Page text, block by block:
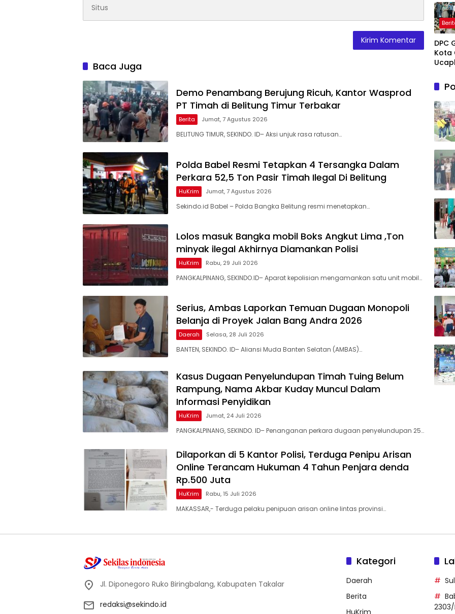
Baca Juga
Demo Penambang Berujung Ricuh, Kantor Wasprod
PT Timah di Belitung Timur Terbakar
Berita Jumat, 7 Agustus 2026
BELITUNG TIMUR, SEKINDO. ID– Aksi unjuk rasa ratusan…
Polda Babel Resmi Tetapkan 4 Tersangka Dalam
Perkara 52,5 Ton Pasir Timah Ilegal Di Belitung
HuKrim Jumat, 7 Agustus 2026
Sekindo.id Babel – Polda Bangka Belitung resmi menetapkan…
Lolos masuk Bangka mobil Boks Angkut Lima ,Ton
minyak ilegal Akhirnya Diamankan Polisi
HuKrim Rabu, 29 Juli 2026
PANGKALPINANG, SEKINDO.ID– Aparat kepolisian mengamankan satu unit mobil…
Serius, Ambas Laporkan ‎Temuan Dugaan Monopoli
Belanja di Proyek Jalan Bang Andra 2026
Daerah Selasa, 28 Juli 2026
BANTEN, SEKINDO. ID– Aliansi Muda Banten Selatan (AMBAS)…
Kasus Dugaan Penyelundupan Timah Tuing Belum
Rampung, Nama Akbar Kuday Muncul Dalam
Informasi Penyidikan
HuKrim Jumat, 24 Juli 2026
PANGKALPINANG, SEKINDO. ID– Penanganan perkara dugaan penyelundupan 25…
Dilaporkan di 5 Kantor Polisi, Terduga Penipu Arisan
Online Terancam Hukuman 4 Tahun Penjara denda
Rp.500 Juta
HuKrim Rabu, 15 Juli 2026
MAKASSAR,- Terduga pelaku penipuan arisan online lintas provinsi…
Irwan
DPC
Kota
untuk
Jl. Diponegoro Ruko Biringbalang, Kabupaten Takalar
redaksi@sekindo.id
Kategori
Daerah
Berita